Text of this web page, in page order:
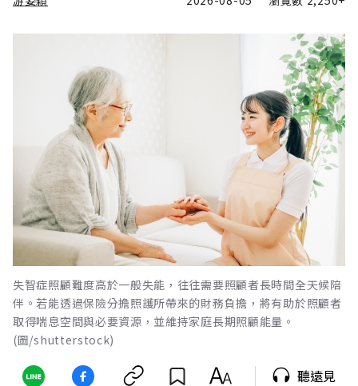
失智症照顧難度高於一般失能，往往需要照顧者長時間全天候陪
伴。若能透過保險分擔照護所帶來的財務負擔，將有助於照顧者
取得喘息空間與必要資源，並維持家庭長期照顧能量。
(圖/shutterstock)
聽遠見